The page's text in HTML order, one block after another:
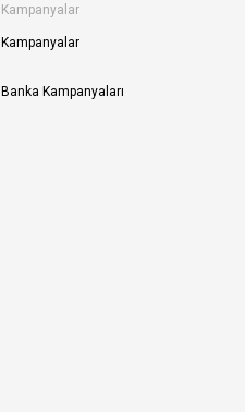
Kampanyalar
Kampanyalar
Banka Kampanyaları